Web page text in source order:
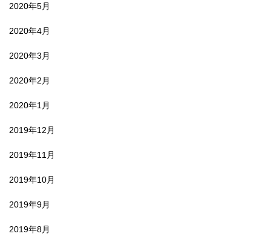
2020年5月
2020年4月
2020年3月
2020年2月
2020年1月
2019年12月
2019年11月
2019年10月
2019年9月
2019年8月